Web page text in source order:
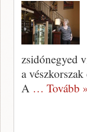
zsidónegyed
a
A … Tovább